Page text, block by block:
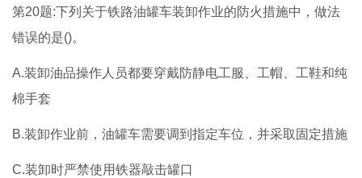
第20题:下列关于铁路油罐车装卸作业的防火措施中，做法
错误的是()。
A.装卸油品操作人员都要穿戴防静电工服、工帽、工鞋和纯
棉手套
B.装卸作业前，油罐车需要调到指定车位，并采取固定措施
C.装卸时严禁使用铁器敲击罐口